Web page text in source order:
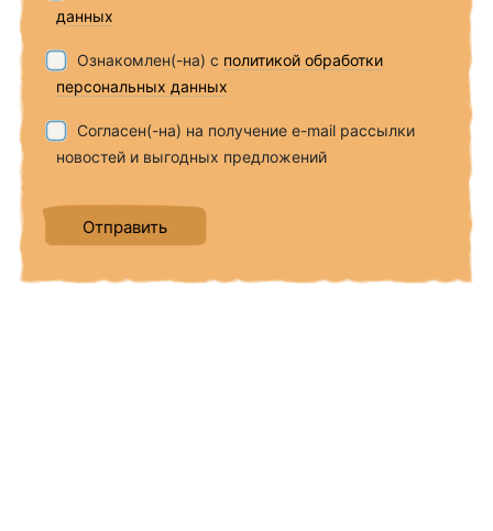
данных
Ознакомлен(-на) с политикой обработки
персональных данных
Согласен(-на) на получение e-mail рассылки
новостей и выгодных предложений